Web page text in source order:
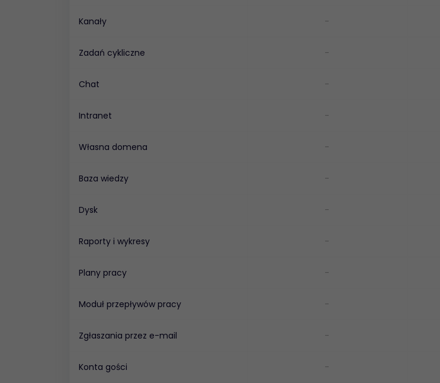
Kanały -
Zadań cykliczne -
Chat -
Intranet -
Własna domena -
Baza wiedzy -
Dysk -
Raporty i wykresy -
Plany pracy -
Moduł przepływów pracy -
Zgłaszania przez e-mail -
Konta gości -